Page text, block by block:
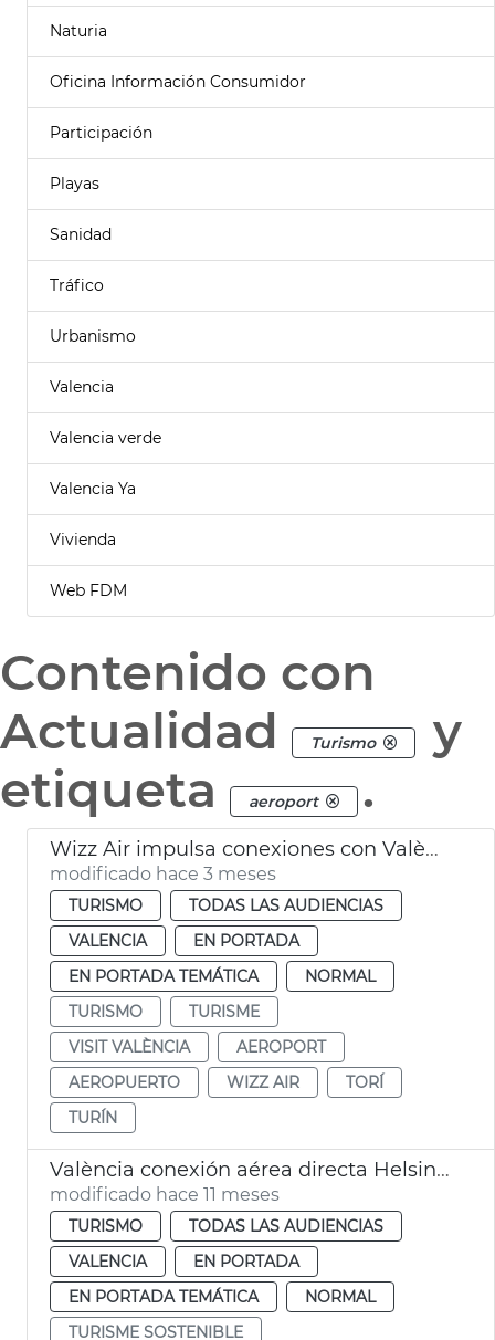
Naturia
Oficina Información Consumidor
Participación
Playas
Sanidad
Tráfico
Urbanismo
Valencia
Valencia verde
Valencia Ya
Vivienda
Web FDM
Contenido con
Actualidad
Turismo
y
etiqueta
aeroport .
Wizz Air impulsa conexiones con València
modificado hace 3 meses
TURISMO
TODAS LAS AUDIENCIAS
VALENCIA
EN PORTADA
EN PORTADA TEMÁTICA
NORMAL
TURISMO
TURISME
VISIT VALÈNCIA
AEROPORT
AEROPUERTO
WIZZ AIR
TORÍ
TURÍN
València conexión aérea directa Helsinki
modificado hace 11 meses
TURISMO
TODAS LAS AUDIENCIAS
VALENCIA
EN PORTADA
EN PORTADA TEMÁTICA
NORMAL
TURISME SOSTENIBLE